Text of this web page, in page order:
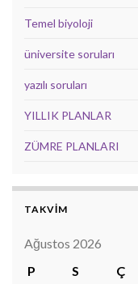
Temel biyoloji
üniversite soruları
yazılı soruları
YILLIK PLANLAR
ZÜMRE PLANLARI
TAKVİM
Ağustos 2026
P
S Ç